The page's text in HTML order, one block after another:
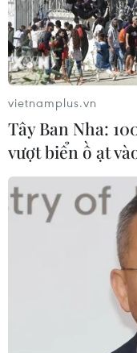
Thủ tướng
"vững như bàn
Thủ tướng Johnson
vai" bất chấp việc
vietnamplus.vn
Tây Ban Nha:
vượt biển ồ ạt